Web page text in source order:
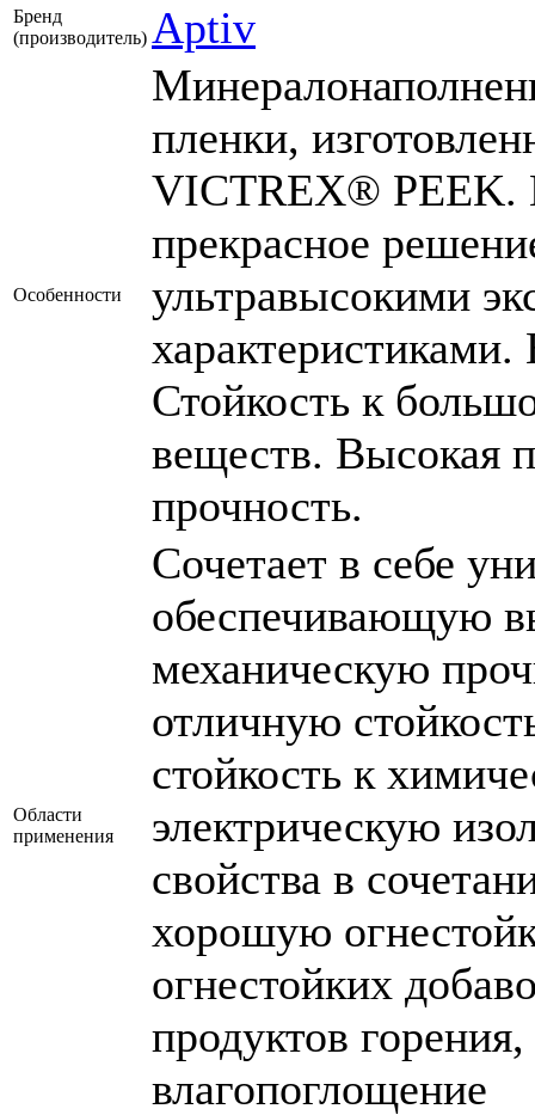
Бренд
(производитель) Aptiv
Особенности
пленки,
VICTREX® PEEK.
прекрасное
ультравысокими
Стойкость к
веществ. Высокая
прочность.
Области
применения
Cочетает в себе
обеспечивающую
механическую
отличную
стойкость к
электрическую
свойства в
хорошую
огнестойких
продуктов
влагопоглощение